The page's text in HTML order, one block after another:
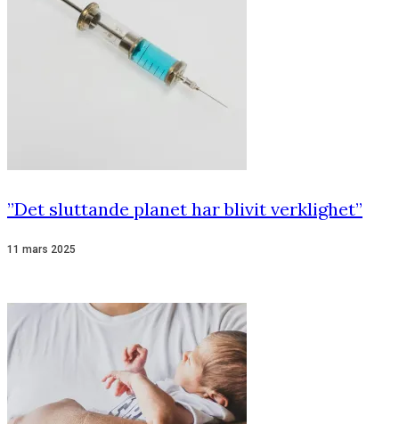
”Det sluttande planet har blivit verklighet”
11 mars 2025